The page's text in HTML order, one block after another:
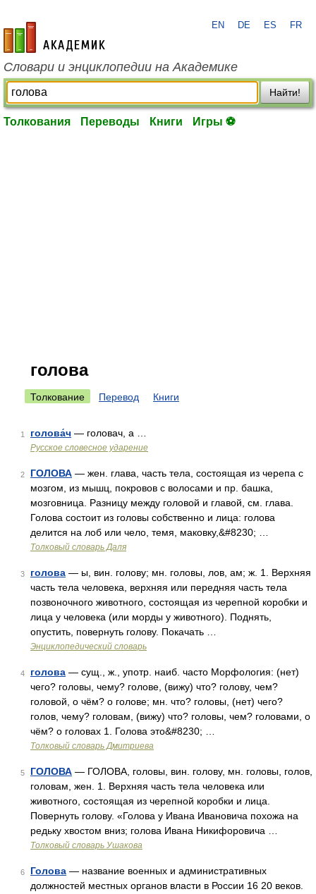
academic.ru
EN DE ES FR
Словари и энциклопедии на Академике
Найти!
Толкования Переводы Книги Игры ⚽
голова
Толкование Перевод Книги
1 голова́ч — головач, а …
Русское словесное ударение
2 ГОЛОВА — жен. глава, часть тела, состоящая из черепа с
мозгом, из мышц, покровов с волосами и пр. башка,
мозговница. Разницу между головой и главой, см. глава.
Голова состоит из головы собственно и лица: голова
делится на лоб или чело, темя, маковку,&#8230; …
Толковый словарь Даля
3 голова — ы, вин. голову; мн. головы, лов, ам; ж. 1. Верхняя
часть тела человека, верхняя или передняя часть тела
позвоночного животного, состоящая из черепной коробки и
лица у человека (или морды у животного). Поднять,
опустить, повернуть голову. Покачать …
Энциклопедический словарь
4 голова — сущ., ж., употр. наиб. часто Морфология: (нет)
чего? головы, чему? голове, (вижу) что? голову, чем?
головой, о чём? о голове; мн. что? головы, (нет) чего?
голов, чему? головам, (вижу) что? головы, чем? головами, о
чём? о головах 1. Голова это&#8230; …
Толковый словарь Дмитриева
5 ГОЛОВА — ГОЛОВА, головы, вин. голову, мн. головы, голов,
головам, жен. 1. Верхняя часть тела человека или
животного, состоящая из черепной коробки и лица.
Повернуть голову. «Голова у Ивана Ивановича похожа на
редьку хвостом вниз; голова Ивана Никифоровича …
Толковый словарь Ушакова
6 Голова — название военных и административных
должностей местных органов власти в России 16 20 веков.